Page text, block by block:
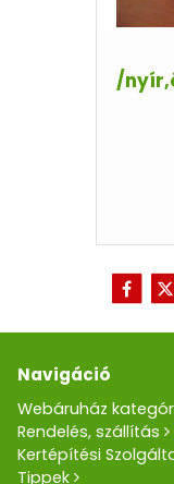
/
Navigáció
Webáruház
Rendelés, szállítás
Kertépítési
Tippek